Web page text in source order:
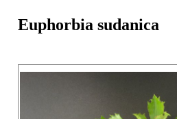
Euphorbia sudanica